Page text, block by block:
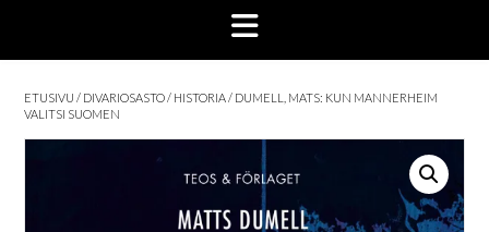
ETUSIVU / DIVARIOSASTO/ HISTORIA/ DUMELL, MATS: KUN MANNERHEIM
VALITSI SUOMEN